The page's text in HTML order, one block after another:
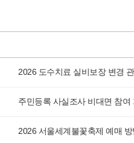
2026 도수치료 실비보장 변경
주민등록 사실조사 비대면 참여
2026 서울세계불꽃축제 예매